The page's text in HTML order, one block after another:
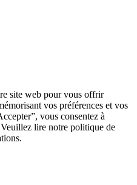
site web pour vous offrir
vos préférences et vos
vous consentez à
lire notre politique de